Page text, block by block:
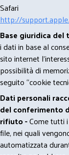
Safari
http://
Base giuridica
i dati in base al
sito internet
possibilità di
seguito “cookie
Dati personali
del conferimento
rifiuto -Come tutti
file, nei quali
automatizzata